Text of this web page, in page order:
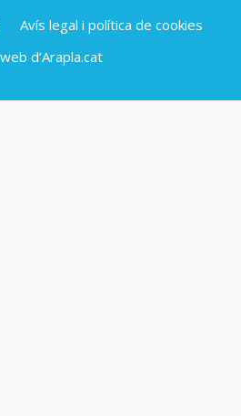
Avís legal i política de cookies
d’Arapla.cat